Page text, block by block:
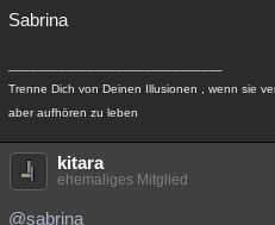
Sabrina
Trenne Dich von Deinen Illusionen , wenn sie
aber aufhören zu leben
kitara
ehemaliges Mitglied
@sabrina